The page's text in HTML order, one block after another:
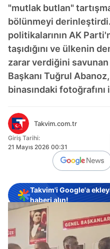
"mutlak butlan"
bölünmeyi derinleştirdi.
politikalarının AK
taşıdığını ve ülkenin
zarar verdiğini
Başkanı Tuğrul
binasındaki fotoğrafını
Takvim.com.tr
Giriş Tarihi:
21 Mayıs 2026 00:31
Takvim'i Google'a
haberi alın!